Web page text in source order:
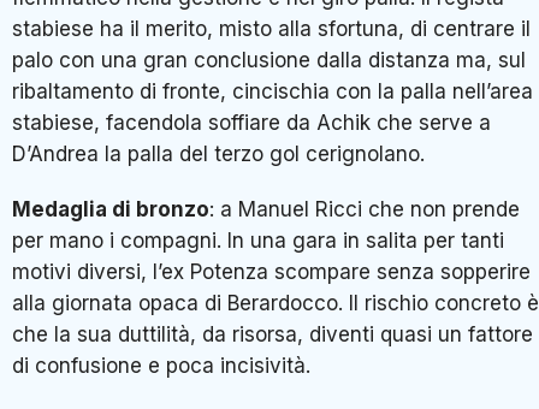
stabiese ha il merito, misto alla sfortuna, di centrare il
palo con una gran conclusione dalla distanza ma, sul
ribaltamento di fronte, cincischia con la palla nell’area
stabiese, facendola soffiare da Achik che serve a
D’Andrea la palla del terzo gol cerignolano.
Medaglia di bronzo: a Manuel Ricci che non prende
per mano i compagni. In una gara in salita per tanti
motivi diversi, l’ex Potenza scompare senza sopperire
alla giornata opaca di Berardocco. Il rischio concreto è
che la sua duttilità, da risorsa, diventi quasi un fattore
di confusione e poca incisività.